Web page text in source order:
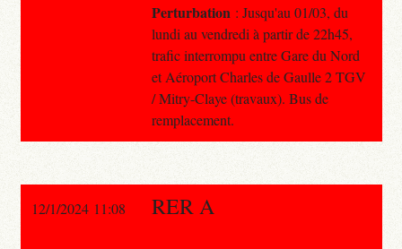
Perturbation : Jusqu'au 01/03, du
lundi au vendredi à partir de 22h45,
trafic interrompu entre Gare du Nord
et Aéroport Charles de Gaulle 2 TGV
/ Mitry-Claye (travaux). Bus de
remplacement.
12/1/2024 11:08 RER A